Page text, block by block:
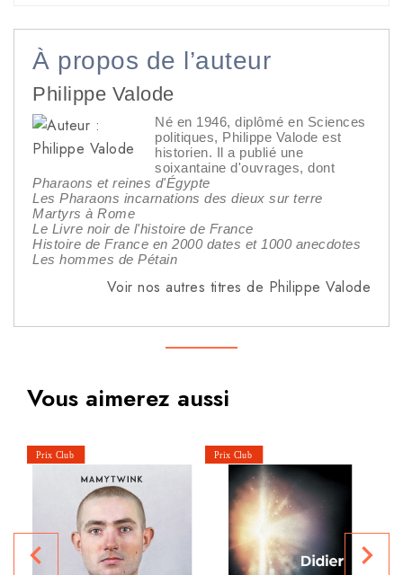
À propos de l’auteur
Philippe Valode
Né en 1946, diplômé en Sciences
politiques, Philippe Valode est
historien. Il a publié une
soixantaine d'ouvrages, dont
Pharaons et reines d'Égypte
Les Pharaons incarnations des dieux sur terre
Martyrs à Rome
Le Livre noir de l'histoire de France
Histoire de France en 2000 dates et 1000 anecdotes
Les hommes de Pétain
Voir nos autres titres de Philippe Valode
Vous aimerez aussi
navigate_before navigate_next